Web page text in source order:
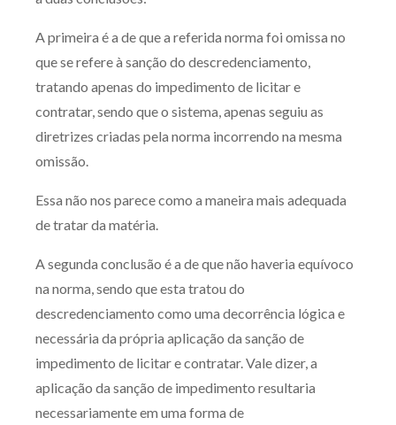
A primeira é a de que a referida norma foi omissa no
que se refere à sanção do descredenciamento,
tratando apenas do impedimento de licitar e
contratar, sendo que o sistema, apenas seguiu as
diretrizes criadas pela norma incorrendo na mesma
omissão.
Essa não nos parece como a maneira mais adequada
de tratar da matéria.
A segunda conclusão é a de que não haveria equívoco
na norma, sendo que esta tratou do
descredenciamento como uma decorrência lógica e
necessária da própria aplicação da sanção de
impedimento de licitar e contratar. Vale dizer, a
aplicação da sanção de impedimento resultaria
necessariamente em uma forma de